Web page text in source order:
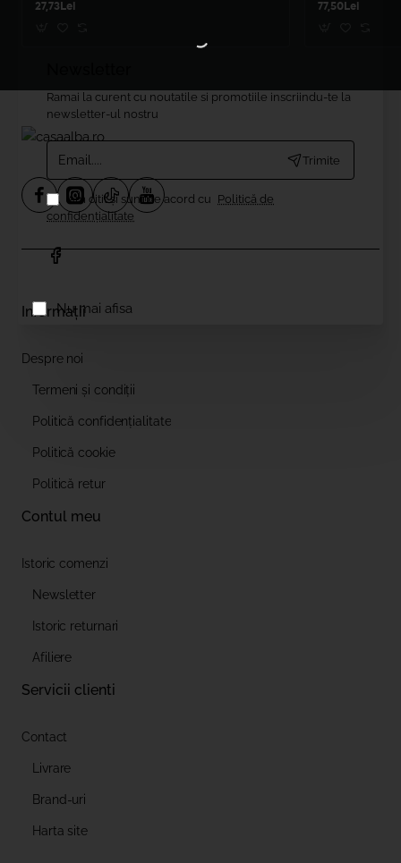
Ramai la curent cu noutatile si promotiile inscriindu-te la
newsletter-ul nostru
Email....
Trimite
Am citit şi sunt de acord cu Politică de
confidențialitate
Nu mai afisa
27,73Lei 77,50Lei
Informații
Despre noi
Termeni și condiții
Politică confidențialitate
Politică cookie
Politică retur
Contul meu
Istoric comenzi
Newsletter
Istoric returnari
Afiliere
Servicii clienti
Contact
Livrare
Brand-uri
Harta site